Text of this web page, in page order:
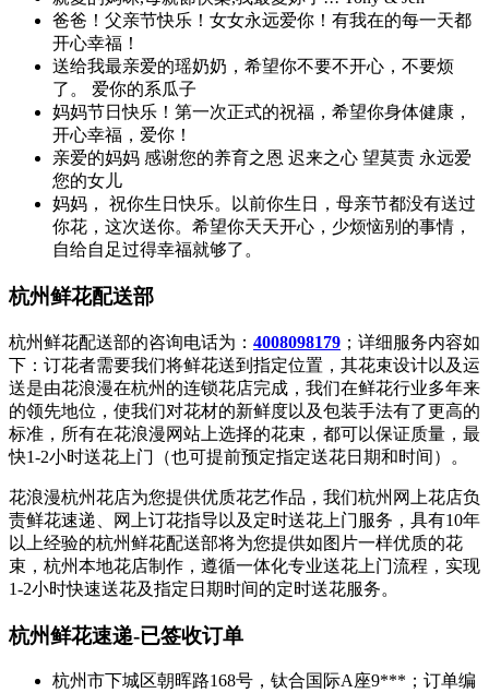
爸爸！父亲节快乐！女女永远爱你！有我在的每一天都
开心幸福！
送给我最亲爱的瑶奶奶，希望你不要不开心，不要烦
了。 爱你的系瓜子
妈妈节日快乐！第一次正式的祝福，希望你身体健康，
开心幸福，爱你！
亲爱的妈妈 感谢您的养育之恩 迟来之心 望莫责 永远爱
您的女儿
妈妈， 祝你生日快乐。以前你生日，母亲节都没有送过
你花，这次送你。希望你天天开心，少烦恼别的事情，
自给自足过得幸福就够了。
杭州鲜花配送部
杭州鲜花配送部的咨询电话为： 4008098179 ；详细服务内容如
下：订花者需要我们将鲜花送到指定位置，其花束设计以及运
送是由花浪漫在杭州的连锁花店完成，我们在鲜花行业多年来
的领先地位，使我们对花材的新鲜度以及包装手法有了更高的
标准，所有在花浪漫网站上选择的花束，都可以保证质量，最
快1-2小时送花上门（也可提前预定指定送花日期和时间）。
花浪漫杭州花店为您提供优质花艺作品，我们杭州网上花店负
责鲜花速递、网上订花指导以及定时送花上门服务 ，具有10年
以上经验的杭州鲜花配送部将为您提供如图片一样优质的花
束 ，杭州本地花店制作，遵循一体化专业送花上门流程，实现
1-2小时快速送花及指定日期时间的定时送花服务。
杭州鲜花速递-已签收订单
杭州市下城区朝晖路168号，钛合国际A座9***；订单编